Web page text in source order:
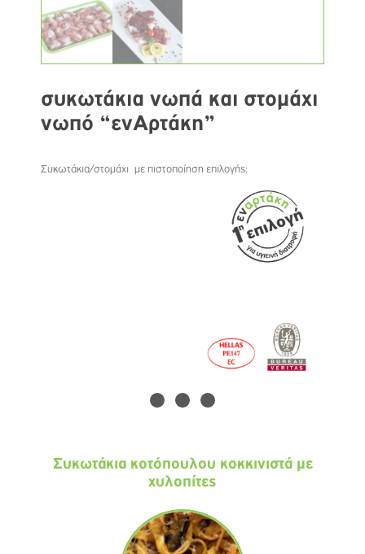
συκωτάκια νωπά και στομάχι
νωπό “ενΑρτάκη”
Συκωτάκια/στομάχι με πιστοποίηση επιλογής:
Συκωτάκια κοτόπουλου κοκκινιστά με
χυλοπίτες